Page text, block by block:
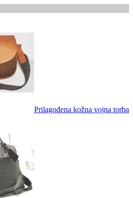
Prilagođena kožna vojna torba